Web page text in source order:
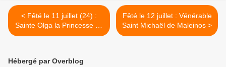
< Fêté le 11 juillet (24) :
Sainte Olga la Princesse de
Russia
Fêté le 12 juillet : Vénérable
Saint Michaël de Maleinos >
Hébergé par Overblog